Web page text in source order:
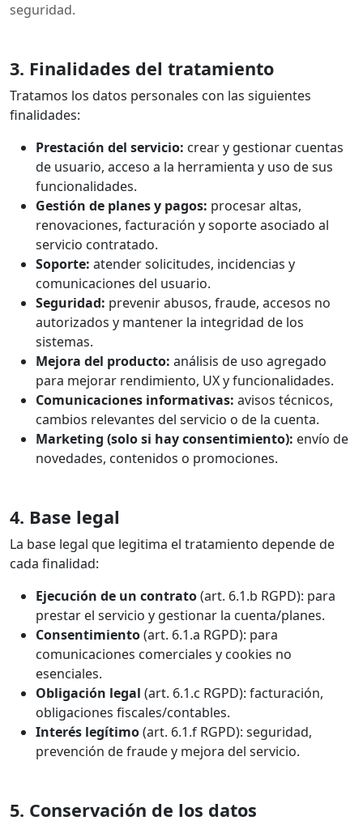
seguridad.
3. Finalidades del tratamiento
Tratamos los datos personales con las siguientes
finalidades:
Prestación del servicio: crear y gestionar cuentas
de usuario, acceso a la herramienta y uso de sus
funcionalidades.
Gestión de planes y pagos: procesar altas,
renovaciones, facturación y soporte asociado al
servicio contratado.
Soporte: atender solicitudes, incidencias y
comunicaciones del usuario.
Seguridad: prevenir abusos, fraude, accesos no
autorizados y mantener la integridad de los
sistemas.
Mejora del producto: análisis de uso agregado
para mejorar rendimiento, UX y funcionalidades.
Comunicaciones informativas: avisos técnicos,
cambios relevantes del servicio o de la cuenta.
Marketing (solo si hay consentimiento): envío de
novedades, contenidos o promociones.
4. Base legal
La base legal que legitima el tratamiento depende de
cada finalidad:
Ejecución de un contrato(art. 6.1.b RGPD): para
prestar el servicio y gestionar la cuenta/planes.
Consentimiento(art. 6.1.a RGPD): para
comunicaciones comerciales y cookies no
esenciales.
Obligación legal (art. 6.1.c RGPD): facturación,
obligaciones fiscales/contables.
Interés legítimo(art. 6.1.f RGPD): seguridad,
prevención de fraude y mejora del servicio.
5. Conservación de los datos